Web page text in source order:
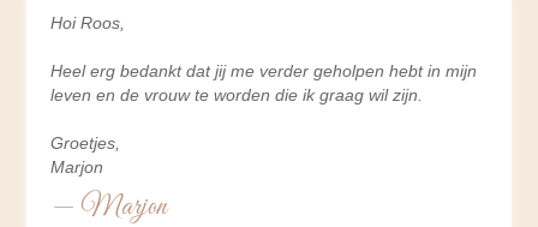
Hoi Roos,
Heel erg bedankt dat jij me verder geholpen hebt in mijn
leven en de vrouw te worden die ik graag wil zijn.
Groetjes,
Marjon
— Marjon